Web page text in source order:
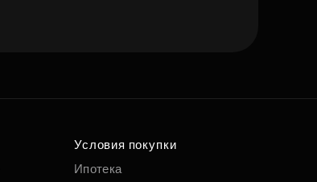
Условия покупки
Ипотека